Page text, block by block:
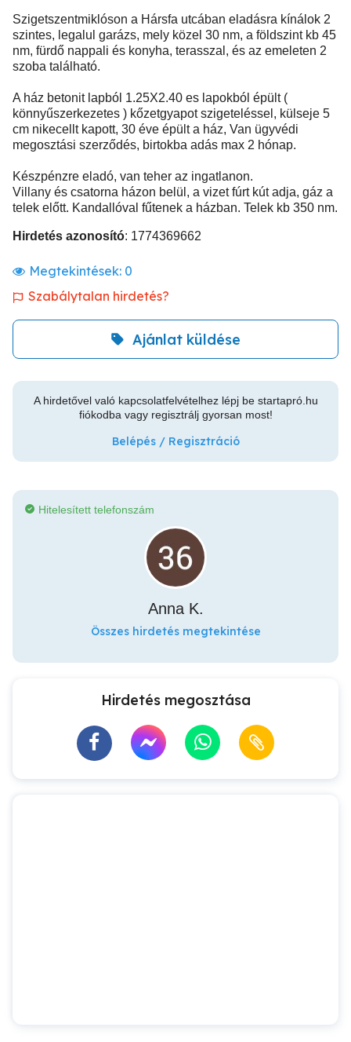
Szigetszentmiklóson a Hársfa utcában eladásra kínálok 2
szintes, legalul garázs, mely közel 30 nm, a földszint kb 45
nm, fürdő nappali és konyha, terasszal, és az emeleten 2
szoba található.
A ház betonit lapból 1.25X2.40 es lapokból épült (
könnyűszerkezetes ) kőzetgyapot szigeteléssel, külseje 5
cm nikecellt kapott, 30 éve épült a ház, Van ügyvédi
megosztási szerződés, birtokba adás max 2 hónap.
Készpénzre eladó, van teher az ingatlanon.
Villany és csatorna házon belül, a vizet fúrt kút adja, gáz a
telek előtt. Kandallóval fűtenek a házban. Telek kb 350 nm.
Hirdetés azonosító: 1774369662
Megtekintések: 0
Szabálytalan hirdetés?
Ajánlat küldése
A hirdetővel való kapcsolatfelvételhez lépj be startapró.hu
fiókodba vagy regisztrálj gyorsan most!
Belépés / Regisztráció
Hitelesített telefonszám
Anna K.
Összes hirdetés megtekintése
Hirdetés megosztása